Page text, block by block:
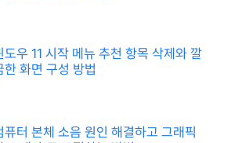
도우 11 시작 메뉴 추천 항목 삭제와 깔
한 화면 구성 방법
퓨터 본체 소음 원인 해결하고 그래픽